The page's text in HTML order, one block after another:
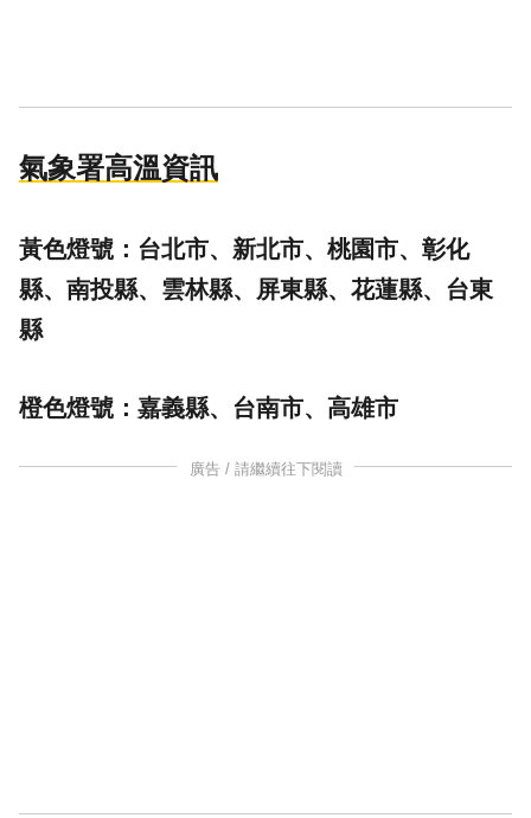
氣象署高溫資訊
黃色燈號：台北市、新北市、桃園市、彰化
縣、南投縣、雲林縣、屏東縣、花蓮縣、台東
縣
橙色燈號：嘉義縣、台南市、高雄市
廣告 / 請繼續往下閱讀